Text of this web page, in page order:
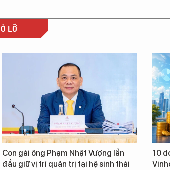
LỠ
Con gái ông Phạm Nhật Vượng lần
đầu giữ vị trí quản trị tại hệ sinh thái
10